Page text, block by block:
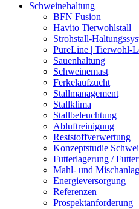
Schweinehaltung
BFN Fusion
Havito Tierwohlstall
Strohstall-
PureLine | Tierwohl-
Sauenhaltung
Schweinemast
Ferkelaufzucht
Stallmanagement
Stallklima
Stallbeleuchtung
Abluftreinigung
Reststoffverwertung
Konzeptstudie
Futterlagerung /
Mahl- und
Energieversorgung
Referenzen
Prospektanforderung